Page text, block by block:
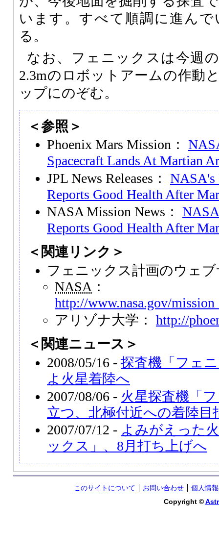
います。すべて順調に進ん
る。
なお、フェニックスは今週
2.3mのロボットアームの作動
ップにのぞむ。
＜参照＞
Phoenix Mars Mission：
Spacecraft Lands At Martian
JPL News Releases： NASA's
Reports Good Health After
NASA Mission News：
Reports Good Health After
＜関連リンク＞
フェニックス計画のウェ
NASA ：
http://www.nasa.gov/
アリゾナ大学： http://
＜関連ニュース＞
2008/05/16 - 探査機「フェ
よ火星着陸へ
2007/08/06 - 火星探査機「
立つ、北極付近への着陸目
2007/07/12 - よみがえった
ックス」、8月打ち上げへ
このサイトについて お問い合わせ
個人情
Copyright ©